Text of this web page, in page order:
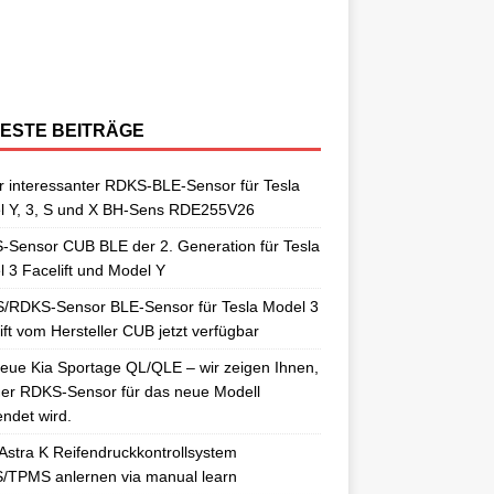
BEITRÄGE
interessanter RDKS-BLE-Sensor für Tesla
Y, 3, S und X BH-Sens RDE255V26
Sensor CUB BLE der 2. Generation für Tesla
3 Facelift und Model Y
RDKS-Sensor BLE-Sensor für Tesla Model 3
vom Hersteller CUB jetzt verfügbar
Kia Sportage QL/QLE – wir zeigen Ihnen,
RDKS-Sensor für das neue Modell
wird.
K Reifendruckkontrollsystem
TPMS anlernen via manual learn